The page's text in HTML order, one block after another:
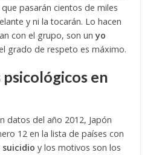
pasarán cientos de miles
y ni la tocarán. Lo hacen
con el grupo, son un yo
grado de respeto es máximo.
en
datos del año 2012, Japón
12 en la lista de países con
suicidio y los motivos son los